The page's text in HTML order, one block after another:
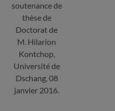
soutenance de
thèse de
Doctorat de
M. Hilarion
Kontchop,
Université de
Dschang, 08
janvier 2016.